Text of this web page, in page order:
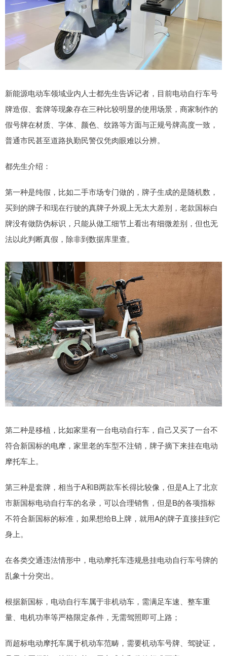
新能源电动车领域业内人士都先生告诉记者，目前电动自行车号
牌造假、套牌等现象存在三种比较明显的使用场景，商家制作的
假号牌在材质、字体、颜色、纹路等方面与正规号牌高度一致，
普通市民甚至道路执勤民警仅凭肉眼难以分辨。
都先生介绍：
第一种是纯假，比如二手市场专门做的，牌子生成的是随机数，
买到的牌子和现在行驶的真牌子外观上无太大差别，老款国标白
牌没有做防伪标识，只能从做工细节上看出有细微差别，但也无
法以此判断真假，除非到数据库里查。
第二种是移植，比如家里有一台电动自行车，自己又买了一台不
符合新国标的电摩，家里老的车型不注销，牌子摘下来挂在电动
摩托车上。
第三种是套牌，相当于A和B两款车长得比较像，但是A上了北京
市新国标电动自行车的名录，可以合理销售，但是B的各项指标
不符合新国标的标准，如果想给B上牌，就用A的牌子直接挂到它
身上。
在各类交通违法情形中，电动摩托车违规悬挂电动自行车号牌的
乱象十分突出。
根据新国标，电动自行车属于非机动车，需满足车速、整车重
量、电机功率等严格限定条件，无需驾照即可上路；
而超标电动摩托车属于机动车范畴，需要机动车号牌、驾驶证，